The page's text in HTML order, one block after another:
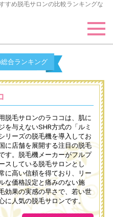
すめ脱毛サロンの比較ランキングな
合ランキング
脱毛サロンのラココは、肌に
を与えないSHR方式の「ルミ
リーズの脱毛機を導入してお
に店舗を展開する注目の脱毛
す。脱毛機メーカーがフルプ
スしている脱毛サロンとし
に高い信頼を得ており、リー
な価格設定と痛みのない施
効果の実感の早さで、若い世
に人気の脱毛サロンです。